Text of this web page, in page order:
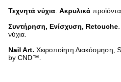
Τεχνητά νύχια. Ακρυλικάπροϊόντα
Συντήρηση, Ενίσχυση, Retouche.
νύχια.
Nail Art. Χειροποίητη Διακόσμηση,
by CND™.